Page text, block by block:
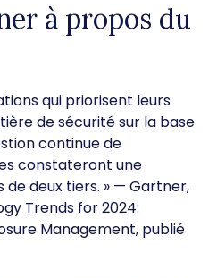
à propos du
qui priorisent leurs
de sécurité sur la base
continue de
constateront une
deux tiers. » — Gartner,
Trends for 2024:
Management, publié